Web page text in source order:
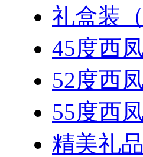
礼盒装（
45度西
52度西
55度西
精美礼品